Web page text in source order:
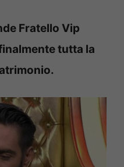
Fratello Vip
tutta la